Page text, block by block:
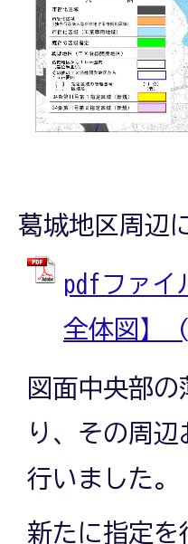
葛城地区周辺
pdfファイ
全体図】
図面中央部
り、その周
行いました。
新たに指定を